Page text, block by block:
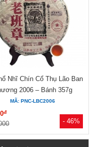
- 46%
Nhĩ Chín Cổ Thụ Lão Ban
2006 – Bánh 357g
MÃ: PNC-LBC2006
đ